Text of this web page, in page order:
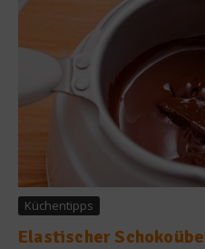
Küchentipps
Elastischer